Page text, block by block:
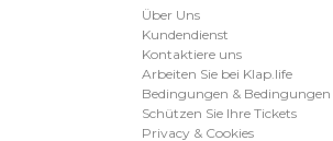
Über Uns
Kundendienst
Kontaktiere uns
Arbeiten Sie bei Klap.life
Bedingungen & Bedingungen
Schützen Sie Ihre Tickets
Privacy & Cookies